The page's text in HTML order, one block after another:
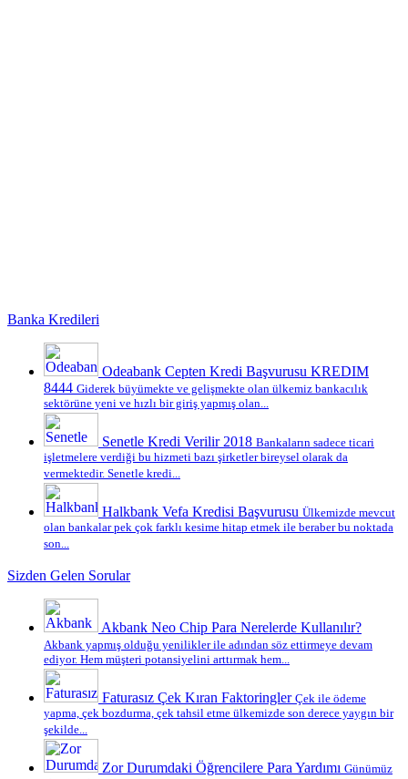
Banka Kredileri
Odeabank Cepten Kredi Başvurusu KREDIM
8444 Giderek büyümekte ve gelişmekte olan ülkemiz bankacılık
sektörüne yeni ve hızlı bir giriş yapmış olan...
Senetle Kredi Verilir 2018 Bankaların sadece ticari
işletmelere verdiği bu hizmeti bazı şirketler bireysel olarak da
vermektedir. Senetle kredi...
Halkbank Vefa Kredisi Başvurusu Ülkemizde mevcut
olan bankalar pek çok farklı kesime hitap etmek ile beraber bu noktada
son...
Sizden Gelen Sorular
Akbank Neo Chip Para Nerelerde Kullanılır?
Akbank yapmış olduğu yenilikler ile adından söz ettirmeye devam
ediyor. Hem müşteri potansiyelini arttırmak hem...
Faturasız Çek Kıran Faktoringler Çek ile ödeme
yapma, çek bozdurma, çek tahsil etme ülkemizde son derece yaygın bir
şekilde...
Zor Durumdaki Öğrencilere Para Yardımı Günümüz